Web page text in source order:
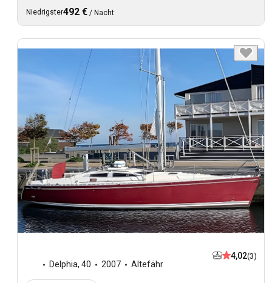
Niedrigster492 € / Nacht
Delphia, 40 2007 Altefähr
4,02(3)